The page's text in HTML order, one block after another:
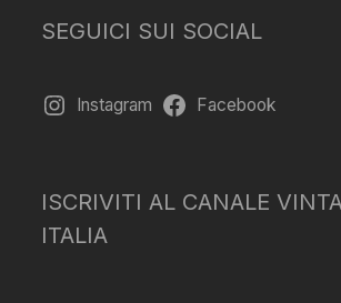
SEGUICI SUI SOCIAL
Instagram Facebook
ISCRIVITI AL CANALE
ITALIA